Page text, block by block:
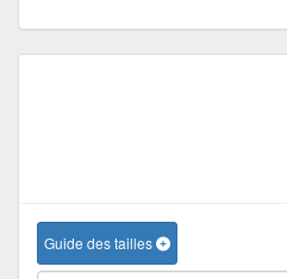
Guide des tailles